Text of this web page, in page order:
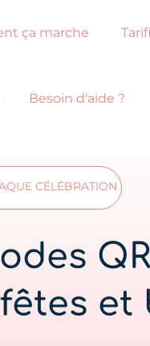
ça marche
Besoin d'aide ?
CÉLÉBRATION
et